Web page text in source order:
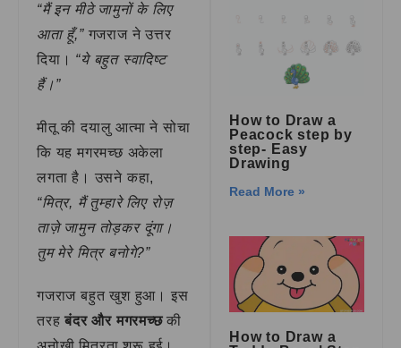
“मैं इन मीठे जामुनों के लिए
आता हूँ,”गजराज ने उत्तर
दिया। “ये बहुत स्वादिष्ट
हैं।”
मीतू की दयालु आत्मा ने सोचा
कि यह मगरमच्छ अकेला
लगता है। उसने कहा,
“मित्र, मैं तुम्हारे लिए रोज़
ताज़े जामुन तोड़कर दूंगा।
तुम मेरे मित्र बनोगे?”
गजराज बहुत खुश हुआ। इस
तरहबंदर और मगरमच्छकी
How to Draw a
Peacock step by
step- Easy
Drawing
Read More »
How to Draw a